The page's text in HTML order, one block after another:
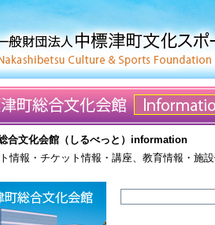
合文化会館（しるべっと）information
情報・チケット情報・講座、教育情報・施